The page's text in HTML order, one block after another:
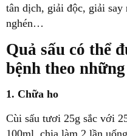
tân dịch, giải độc, giải say
nghén…
Quả sấu có thể
bệnh theo
1. Chữa ho
Cùi sấu tươi 25g sắc với
100ml, chia làm 2 lần